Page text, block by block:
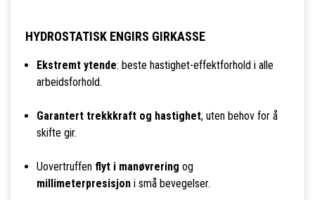
HYDROSTATISK ENGIRS GIRKASSE
Ekstremt ytende: beste hastighet-effektforhold i alle
arbeidsforhold.
Garantert trekkkraft og hastighet, uten behov for å
skifte gir.
Uovertruffen flyt i manøvrering og
millimeterpresisjoni små bevegelser.